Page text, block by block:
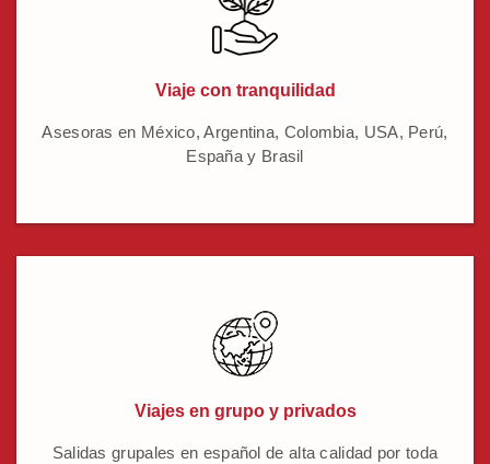
Viaje con tranquilidad
Asesoras en México, Argentina, Colombia, USA, Perú,
España y Brasil
Viajes en grupo y privados
Salidas grupales en español de alta calidad por toda